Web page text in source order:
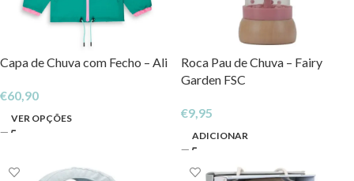
Capa de Chuva com Fecho – Ali
€60,90
VER OPÇÕES
Roca Pau de Chuva – Fairy
Garden FSC
€9,95
ADICIONAR